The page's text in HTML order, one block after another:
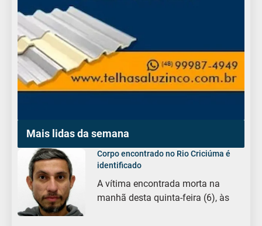
Mais lidas da semana
Corpo encontrado no Rio Criciúma é
identificado
A vítima encontrada morta na
manhã desta quinta-feira (6), às